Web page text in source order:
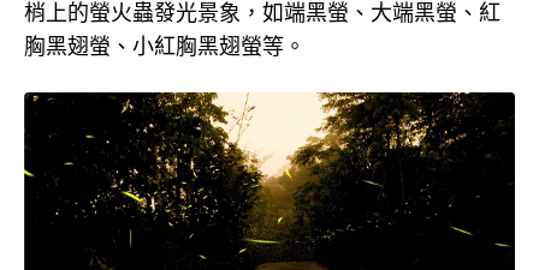
梢上的螢火蟲發光景象，如端黑螢、大端黑螢、紅
胸黑翅螢、小紅胸黑翅螢等。